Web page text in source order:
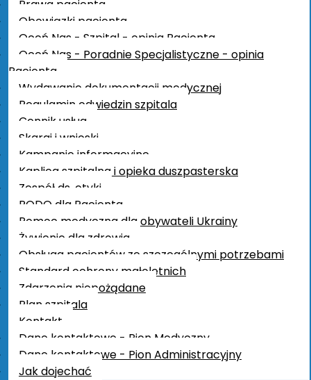
Prawa pacjenta
Obowiązki pacjenta
Oceń Nas - Szpital - opinia Pacjenta
Oceń Nas - Poradnie Specjalistyczne - opinia
Pacjenta
Wydawanie dokumentacji medycznej
Regulamin odwiedzin szpitala
Cennik usług
Skargi i wnioski
Kampanie informacyjne
Kaplica szpitalna i opieka duszpasterska
Zespół ds. etyki
RODO dla Pacjenta
Pomoc medyczna dla obywateli Ukrainy
Żywienie dla zdrowia
Obsługa pacjentów ze szczególnymi potrzebami
Standard ochrony małoletnich
Zdarzenia niepożądane
Plan szpitala
Kontakt
Dane kontaktowe - Pion Medyczny
Dane kontaktowe - Pion Administracyjny
Jak dojechać
Poradnia Chirurgii
Ogólnej dla dzieci
Poradnia
Chirurgii Ogólnej